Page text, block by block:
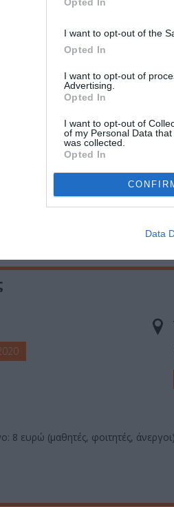
I want to opt-out of the
Opted In
I want to opt-out of
Advertising.
Opted In
I want to opt-out of
of my Personal Data
was collected.
Opted In
Data
8 ευρώ (μαθητές, φοιτητές, άνεργοι)